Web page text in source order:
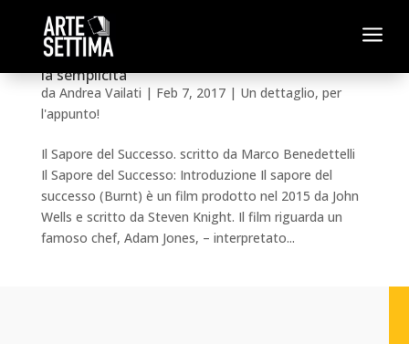
a
Il Sapore del Successo – La perfezione incontra
la semplicità
da Andrea Vailati | Feb 7, 2017| Un dettaglio, per
l'appunto!
Il Sapore del Successo. scritto da Marco Benedettelli
Il Sapore del Successo: Introduzione Il sapore del
successo (Burnt) è un film prodotto nel 2015 da John
Wells e scritto da Steven Knight. Il film riguarda un
famoso chef, Adam Jones, – interpretato...